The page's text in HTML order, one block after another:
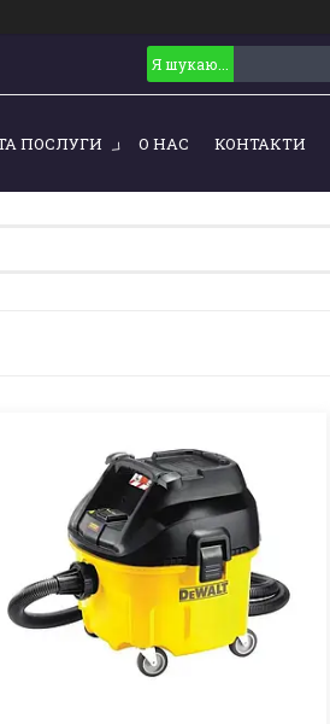
ПОСЛУГИ О НАС КОНТАКТИ